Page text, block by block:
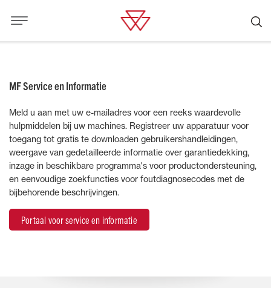
MF Service en Informatie
Meld u aan met uw e-mailadres voor een reeks waardevolle
hulpmiddelen bij uw machines. Registreer uw apparatuur voor
toegang tot gratis te downloaden gebruikershandleidingen,
weergave van gedetailleerde informatie over garantiedekking,
inzage in beschikbare programma's voor productondersteuning,
en eenvoudige zoekfuncties voor foutdiagnosecodes met de
bijbehorende beschrijvingen.​
Portaal voor service en informatie